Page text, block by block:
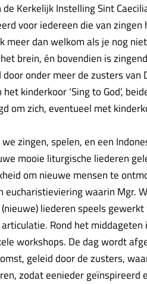
de Kerkelijk Instelling Sint
voor iedereen die van
meer dan welkom als je nog
brein, én bovendien is
onder meer de zusters van
kinderkoor ‘Sing to God’,
om zich, eventueel met
zingen, spelen, en een
mooie liturgische liederen
om nieuwe mensen te
eucharistieviering waarin Mgr.
liederen speels
Rond het
workshops. De dag wordt
geleid door de zusters,
zodat eenieder geïnspireerd